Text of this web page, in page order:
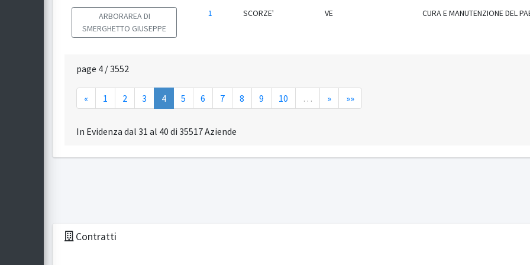
ARBORAREA DI
SMERGHETTO GIUSEPPE
1 SCORZE' VE CURA E MANUTENZIONE DEL
page 4 / 3552
« 1 2 3 4 5 6 7 8 9 10 … » »»
In Evidenza dal 31 al 40 di 35517 Aziende
Contratti